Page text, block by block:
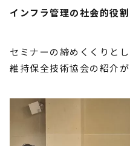
インフラ管理の社会的役
セミナーの締めくくりと
維持保全技術協会の紹介が